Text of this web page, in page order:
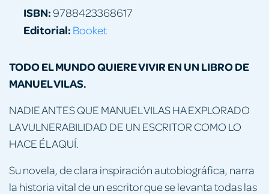
TODO EL MUNDO QUIERE VIVIR EN UN LIBRO DE
MANUEL VILAS.
NADIE ANTES QUE MANUEL VILAS HA EXPLORADO
LA VULNERABILIDAD DE UN ESCRITOR COMO LO
HACE ÉL AQUÍ.
Su novela, de clara inspiración autobiográfica, narra
la historia vital de un escritor que se levanta todas las
ISBN:9788423368617
Editorial: Booket